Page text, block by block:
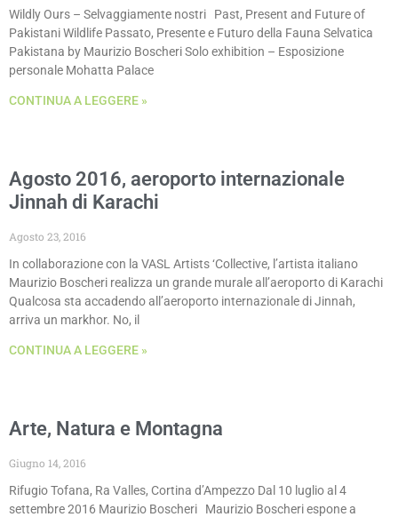
Wildly Ours – Selvaggiamente nostri Past, Present and Future of
Pakistani Wildlife Passato, Presente e Futuro della Fauna Selvatica
Pakistana by Maurizio Boscheri Solo exhibition – Esposizione
personale Mohatta Palace
CONTINUA A LEGGERE »
Agosto 2016, aeroporto internazionale
Jinnah di Karachi
Agosto 23, 2016
In collaborazione con la VASL Artists ‘Collective, l’artista italiano
Maurizio Boscheri realizza un grande murale all’aeroporto di Karachi
Qualcosa sta accadendo all’aeroporto internazionale di Jinnah,
arriva un markhor. No, il
CONTINUA A LEGGERE »
Arte, Natura e Montagna
Giugno 14, 2016
Rifugio Tofana, Ra Valles, Cortina d’Ampezzo Dal 10 luglio al 4
settembre 2016 Maurizio Boscheri Maurizio Boscheri espone a